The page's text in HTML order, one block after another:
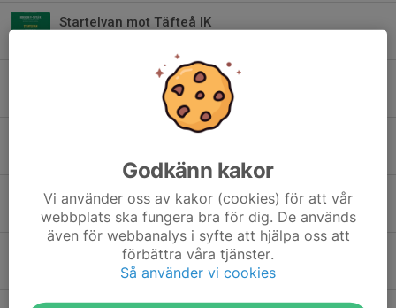
Startelvan mot Täfteå IK
Matchguide: BBK FF–Täfteå IK
Simon gör comeback i BBK Fotboll
Hemmamatch på lördag!
5 aug, 13:20
1 aug, 19:16
Godkänn kakor
Vi använder oss av kakor (cookies) för att vår
webbplats ska fungera bra för dig. De används
även för webbanalys i syfte att hjälpa oss att
förbättra våra tjänster.
Så använder vi cookies